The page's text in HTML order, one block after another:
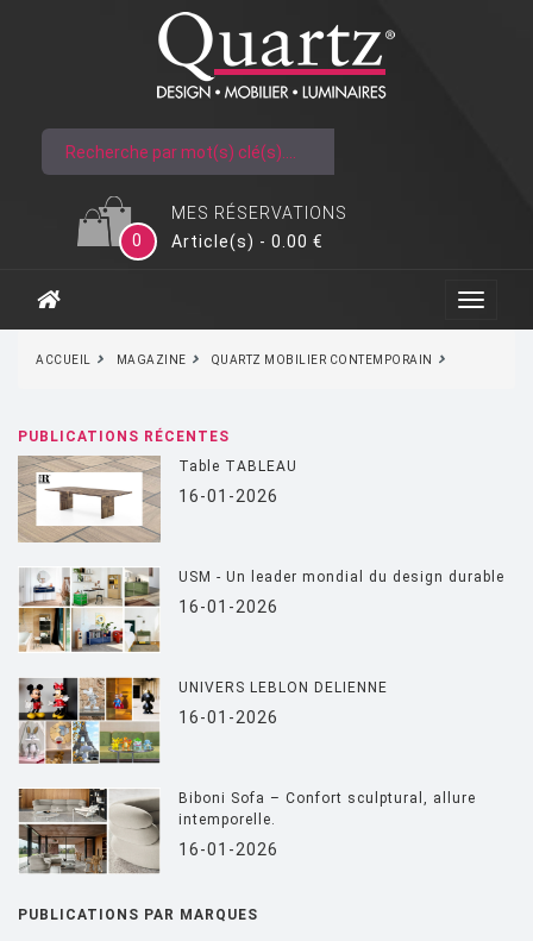
MES RÉSERVATIONS
0
Article(s) - 0.00 €
ACCUEIL MAGAZINE QUARTZ MOBILIER CONTEMPORAIN
PUBLICATIONS RÉCENTES
Table TABLEAU
16-01-2026
USM - Un leader mondial du design durable
16-01-2026
UNIVERS LEBLON DELIENNE
16-01-2026
Biboni Sofa – Confort sculptural, allure
intemporelle.
16-01-2026
PUBLICATIONS PAR MARQUES